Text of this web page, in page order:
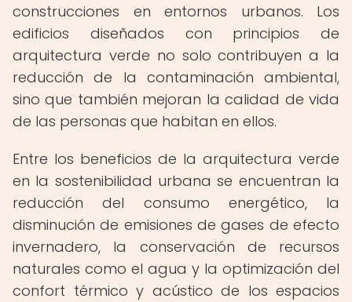
construcciones en entornos urbanos. Los
edificios diseñados con principios de
arquitectura verde no solo contribuyen a la
reducción de la contaminación ambiental,
sino que también mejoran la calidad de vida
de las personas que habitan en ellos.
Entre los beneficios de la arquitectura verde
en la sostenibilidad urbana se encuentran la
reducción del consumo energético, la
disminución de emisiones de gases de efecto
invernadero, la conservación de recursos
naturales como el agua y la optimización del
confort térmico y acústico de los espacios